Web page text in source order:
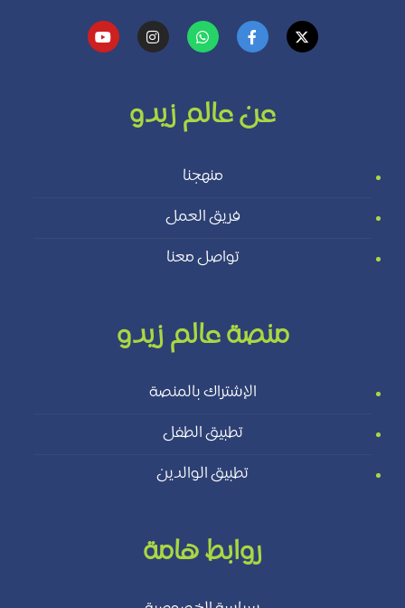
عن عالم زيدو
منهجنا
فريق العمل
تواصل معنا
منصة عالم زيدو
الإشتراك بالمنصة
تطبيق الطفل
تطبيق الوالدين
روابط هامة